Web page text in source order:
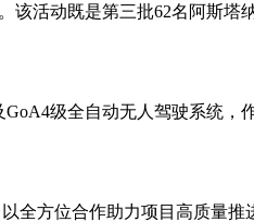
该活动既是第三批62名 阿斯塔
级全自动无人驾驶系统，
全方位合作助力项目高质量推